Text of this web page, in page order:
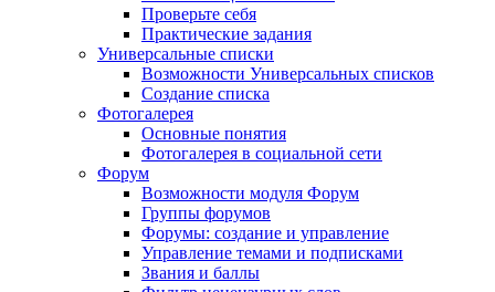
Проверьте себя
Практические задания
Универсальные списки
Возможности Универсальных списков
Создание списка
Фотогалерея
Основные понятия
Фотогалерея в социальной сети
Форум
Возможности модуля Форум
Группы форумов
Форумы: создание и управление
Управление темами и подписками
Звания и баллы